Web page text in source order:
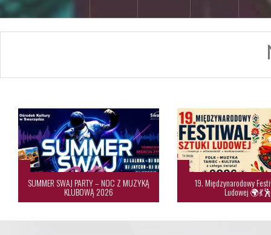
SUMMER SWAJ PARTY – NOC Z MUZYKĄ
KLUBOWĄ 2026
19. Międzynarodowy
Ludowej 🌍💃🕺